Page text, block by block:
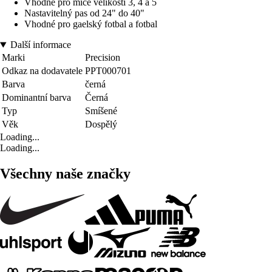
Vhodné pro míče velikosti 3, 4 a 5
Nastavitelný pas od 24" do 40"
Vhodné pro gaelský fotbal a fotbal
Další informace
Marki
Precision
Odkaz na dodavatele PPT000701
Barva
černá
Dominantní barva
Černá
Typ
Smíšené
Věk
Dospělý
Loading...
Loading...
Všechny naše značky